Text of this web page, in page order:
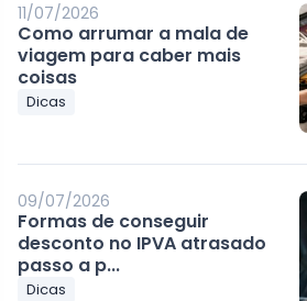
11/07/2026
Como arrumar a mala de
viagem para caber mais
coisas
Dicas
09/07/2026
Formas de conseguir
desconto no IPVA atrasado
passo a p...
Dicas